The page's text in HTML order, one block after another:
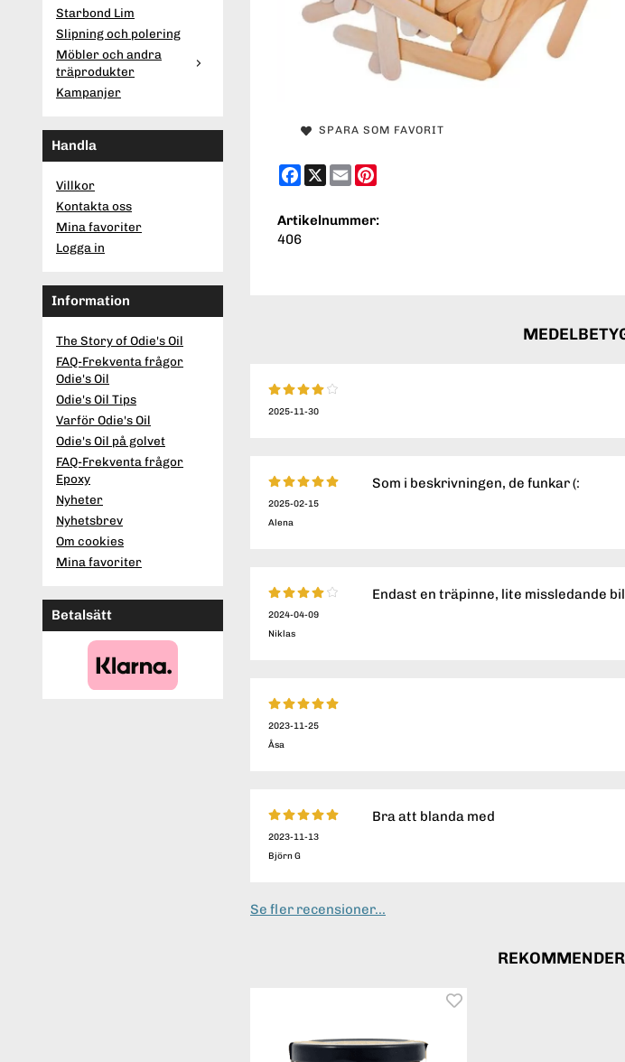
Starbond Lim
Slipning och polering
Möbler och andra
träprodukter
Kampanjer
Handla
Villkor
Kontakta oss
Mina favoriter
Logga in
Information
The Story of Odie's Oil
FAQ-Frekventa frågor
Odie's Oil
Odie's Oil Tips
Varför Odie's Oil
Odie's Oil på golvet
FAQ-Frekventa frågor
Epoxy
Nyheter
Nyhetsbrev
Om cookies
Mina favoriter
Betalsätt
SPARA SOM FAVORIT
Facebook
X Email
Artikelnummer:
406
2025-11-30
2025-02-15
Alena
Som i beskrivningen, de funkar (:
2024-04-09
Niklas
Endast en träpinne, lite missledande
2023-11-25
Åsa
2023-11-13
Björn G
Bra att blanda med
Se fler recensioner...